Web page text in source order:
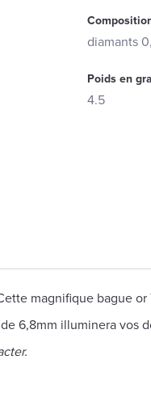
diamants
Poids en
4.5
magnifique bague
6,8mm illuminera vos